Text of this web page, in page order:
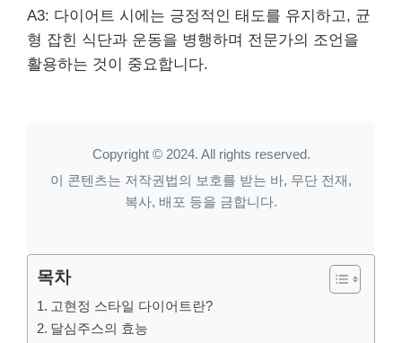
A3: 다이어트 시에는 긍정적인 태도를 유지하고, 균
형 잡힌 식단과 운동을 병행하며 전문가의 조언을
활용하는 것이 중요합니다.
Copyright © 2024. All rights reserved.
이 콘텐츠는 저작권법의 보호를 받는 바, 무단 전재,
복사, 배포 등을 금합니다.
목차
고현정 스타일 다이어트란?
달심주스의 효능